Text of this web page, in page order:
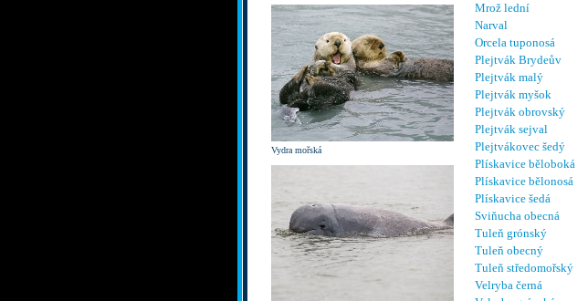
Vydra mořská
Mrož lední
Narval
Orcela tuponosá
Plejtvák Brydeův
Plejtvák malý
Plejtvák myšok
Plejtvák obrovský
Plejtvák sejval
Plejtvákovec šedý
Plískavice běloboká
Plískavice bělonosá
Plískavice šedá
Sviňucha obecná
Tuleň grónský
Tuleň obecný
Tuleň středomořský
Velryba černá